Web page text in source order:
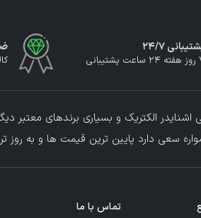
۲۴/۷
الکتریک و بسیاری برندهای معتبر
سعی دارد پایین ترین قیمت ها و به روز
تماس با ما